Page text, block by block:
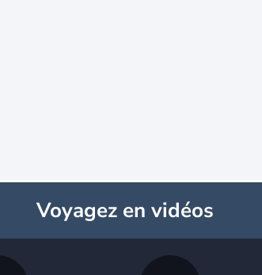
Voyagez en vidéos